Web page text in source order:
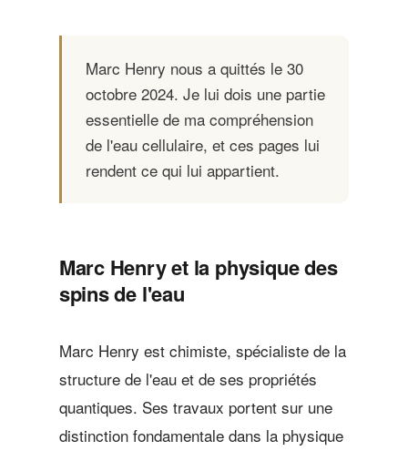
Marc Henry nous a quittés le 30
octobre 2024. Je lui dois une partie
essentielle de ma compréhension
de l'eau cellulaire, et ces pages lui
rendent ce qui lui appartient.
Marc Henry et la physique des
spins de l'eau
Marc Henry est chimiste, spécialiste de la
structure de l'eau et de ses propriétés
quantiques. Ses travaux portent sur une
distinction fondamentale dans la physique